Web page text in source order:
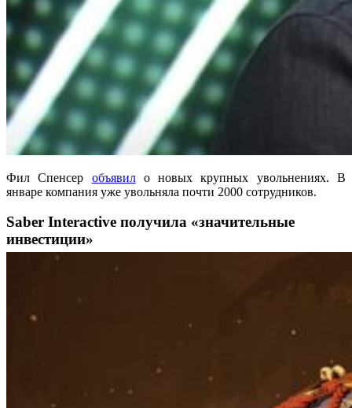
Фил Спенсер объявило новых крупных увольнениях. В
январе компания уже увольняла почти 2000 сотрудников.
Saber Interactive получила «значительные
инвестиции»